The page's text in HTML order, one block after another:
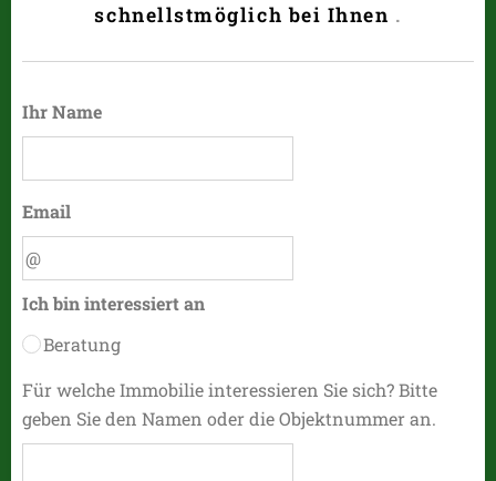
schnellstmöglich bei Ihnen .
Ihr Name
Email
Ich bin interessiert an
Beratung
Für welche Immobilie interessieren Sie sich? Bitte
geben Sie den Namen oder die Objektnummer an.